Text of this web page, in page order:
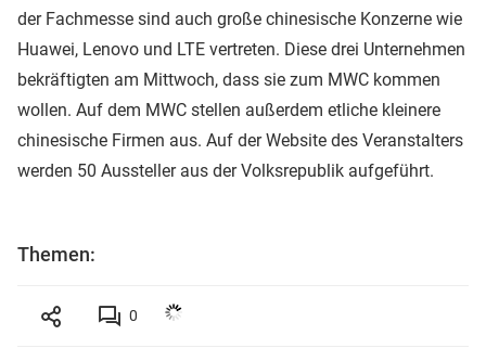
der Fachmesse sind auch große chinesische Konzerne wie
Huawei, Lenovo und LTE vertreten. Diese drei Unternehmen
bekräftigten am Mittwoch, dass sie zum MWC kommen
wollen. Auf dem MWC stellen außerdem etliche kleinere
chinesische Firmen aus. Auf der Website des Veranstalters
werden 50 Aussteller aus der Volksrepublik aufgeführt.
Themen:
0